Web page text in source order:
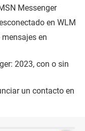
Messenger
en WLM
en
2023, con o sin
un contacto en